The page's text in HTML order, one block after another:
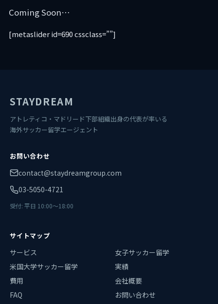
Coming Soon…
[metaslider id=690 cssclass=””]
STAYDREAM
アトレティコ・マドリード下部組織出身の代表が率いる
海外サッカー留学エージェント
お問い合わせ
contact@staydreamgroup.com
03-5050-4721
受付: 平日 10:00〜18:00
サイトマップ
サービス
女子サッカー留学
米国大学サッカー留学
実績
費用
会社概要
FAQ
お問い合わせ